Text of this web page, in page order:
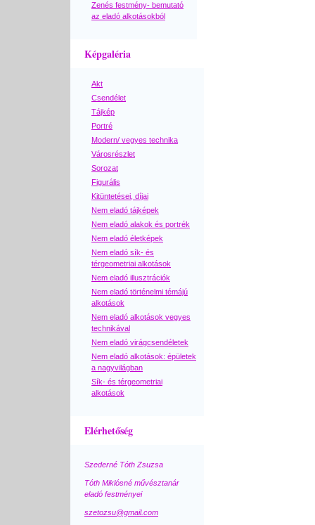
Zenés festmény- bemutató
az eladó alkotásokból
Képgaléria
Akt
Csendélet
Tájkép
Portré
Modern/ vegyes technika
Városrészlet
Sorozat
Figurális
Kitüntetései, díjai
Nem eladó tájképek
Nem eladó alakok és portrék
Nem eladó életképek
Nem eladó sík- és
térgeometriai alkotások
Nem eladó illusztrációk
Nem eladó történelmi témájú
alkotások
Nem eladó alkotások vegyes
technikával
Nem eladó virágcsendéletek
Nem eladó alkotások: épületek
a nagyvilágban
Sík- és térgeometriai
alkotások
Elérhetőség
Szederné Tóth Zsuzsa
Tóth Miklósné művésztanár
eladó festményei
szetozsu@gmail.com